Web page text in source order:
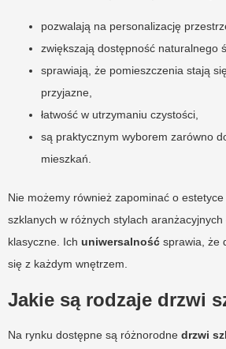
pozwalają na personalizację
zwiększają dostępność naturalnego
sprawiają, że pomieszczenia stają
przyjazne,
łatwość w utrzymaniu czystości,
są praktycznym wyborem zarówno
mieszkań.
Nie możemy również zapominać o
szklanych w różnych stylach
klasyczne. Ich uniwersalność sprawia, że
się z każdym wnętrzem.
Jakie są rodzaje drzwi
Na rynku dostępne są różnorodne drzwi